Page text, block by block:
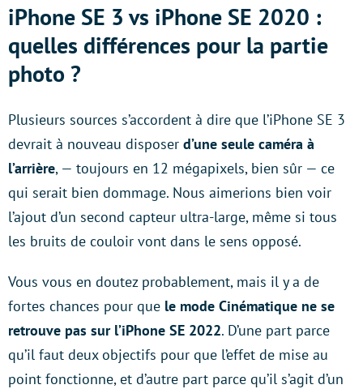
iPhone SE 3 vs iPhone SE 2020 :
quelles différences pour la partie
photo ?
Plusieurs sources s’accordent à dire que l’iPhone SE 3
devrait à nouveau disposer d’une seule caméra à
l’arrière, — toujours en 12 mégapixels, bien sûr — ce
qui serait bien dommage. Nous aimerions bien voir
l’ajout d’un second capteur ultra-large, même si tous
les bruits de couloir vont dans le sens opposé.
Vous vous en doutez probablement, mais il y a de
fortes chances pour que le mode Cinématique ne se
retrouve pas sur l’iPhone SE 2022. D’une part parce
qu’il faut deux objectifs pour que l’effet de mise au
point fonctionne, et d’autre part parce qu’il s’agit d’un